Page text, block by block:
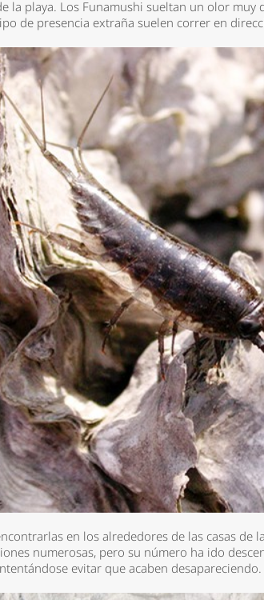
la playa. Los Funamushi sueltan un olor muy
de presencia extraña suelen correr en
en los alrededores de las casas de
numerosas, pero su número ha ido
evitar que acaben desapareciendo.
Nombre *
Email *
Comentario *